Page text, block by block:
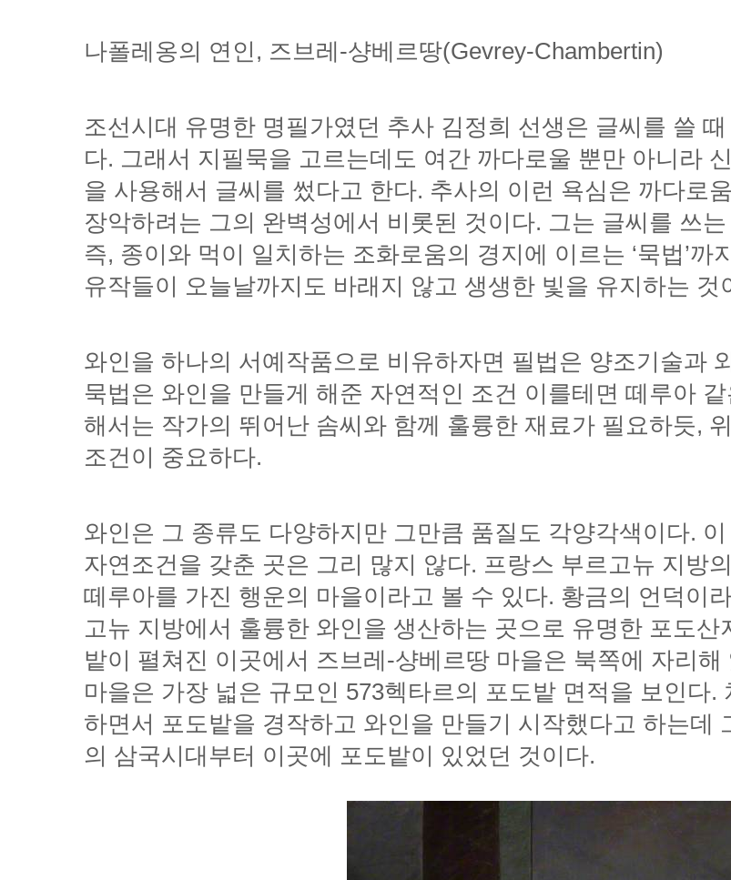
나폴레옹의 연인, 즈브레-샹베르땅(Gevrey-Chambertin)
유작들이 오늘날까지도 바래지 않고 생생한 빛을 유지하는 것
조건이 중요하다.
의 삼국시대부터 이곳에 포도밭이 있었던 것이다.